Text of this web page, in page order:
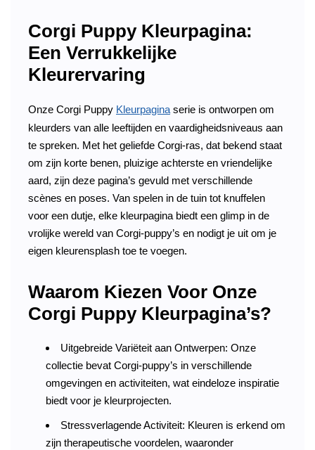
Corgi Puppy Kleurpagina:
Een Verrukkelijke
Kleurervaring
Onze Corgi Puppy Kleurpagina serie is ontworpen om
kleurders van alle leeftijden en vaardigheidsniveaus aan
te spreken. Met het geliefde Corgi-ras, dat bekend staat
om zijn korte benen, pluizige achterste en vriendelijke
aard, zijn deze pagina’s gevuld met verschillende
scènes en poses. Van spelen in de tuin tot knuffelen
voor een dutje, elke kleurpagina biedt een glimp in de
vrolijke wereld van Corgi-puppy’s en nodigt je uit om je
eigen kleurensplash toe te voegen.
Waarom Kiezen Voor Onze
Corgi Puppy Kleurpagina’s?
Uitgebreide Variëteit aan Ontwerpen: Onze
collectie bevat Corgi-puppy’s in verschillende
omgevingen en activiteiten, wat eindeloze inspiratie
biedt voor je kleurprojecten.
Stressverlagende Activiteit: Kleuren is erkend om
zijn therapeutische voordelen, waaronder